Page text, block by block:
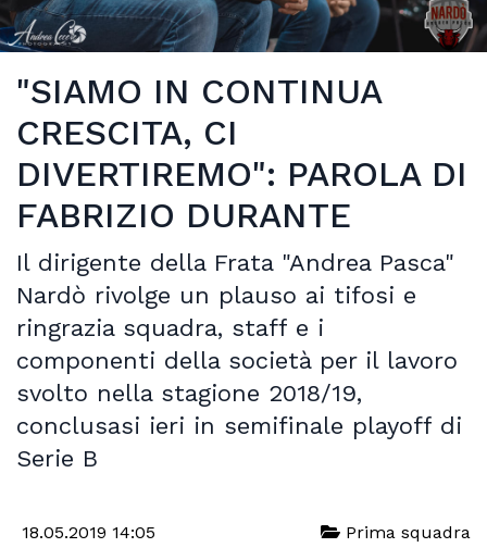
"SIAMO IN CONTINUA
CRESCITA, CI
DIVERTIREMO": PAROLA DI
FABRIZIO DURANTE
Il dirigente della Frata "Andrea Pasca"
Nardò rivolge un plauso ai tifosi e
ringrazia squadra, staff e i
componenti della società per il lavoro
svolto nella stagione 2018/19,
conclusasi ieri in semifinale playoff di
Serie B
18.05.2019 14:05 Prima squadra